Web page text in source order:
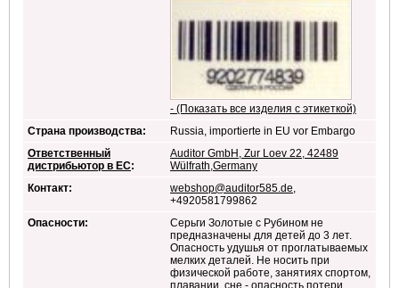
- (Показать все изделия с этикеткой)
Страна производства:
Russia, importierte in EU vor Embargo
Ответственный
дистрибьютор в ЕС:
Auditor GmbH, Zur Loev 22, 42489
Wülfrath,Germany
Контакт:
webshop@auditor585.de,
+4920581799862
Опасности:
Серьги Золотые с Рубином не
предназначены для детей до 3 лет.
Опасность удушья от проглатываемых
мелких деталей. Не носить при
физической работе, занятиях спортом,